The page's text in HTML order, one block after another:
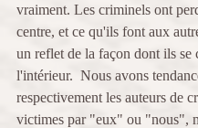
vraiment. Les criminels ont
centre, et ce qu'ils font aux
un reflet de la façon dont ils se
l'intérieur.  Nous avons
respectivement les auteurs de
victimes par "eux" ou "nous",